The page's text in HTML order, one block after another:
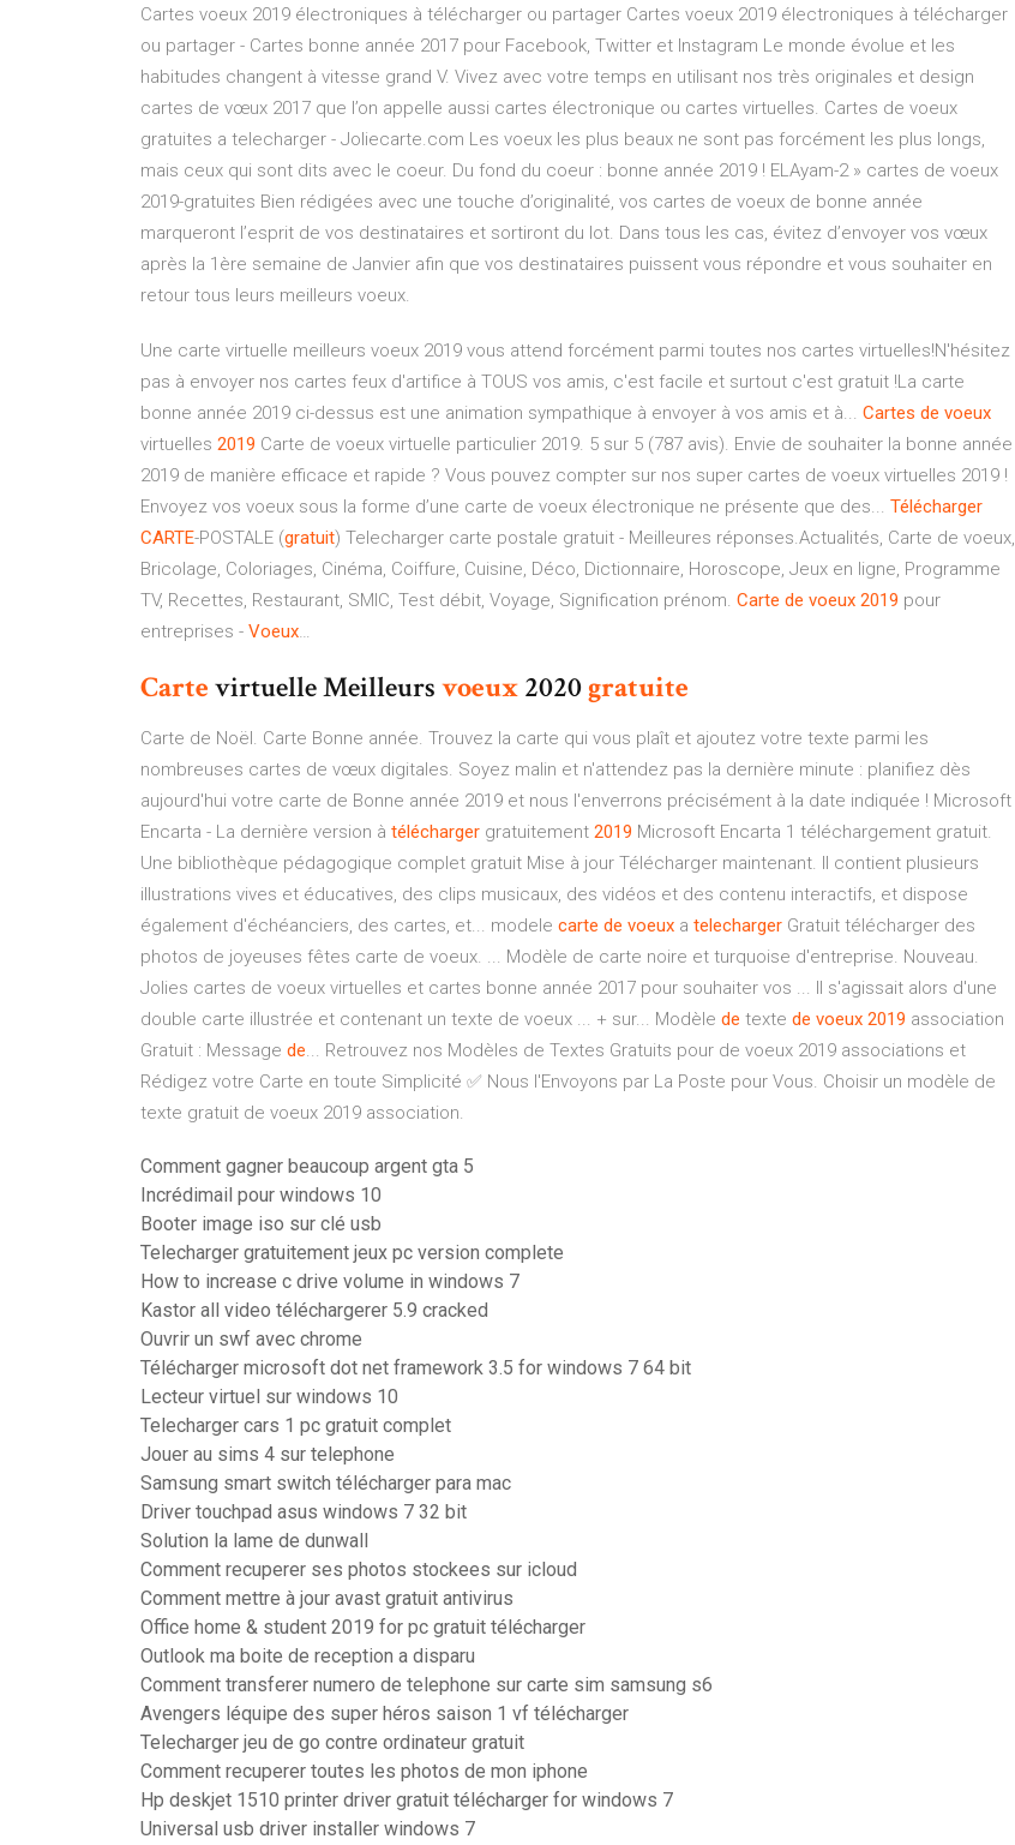
Cartes voeux 2019 électroniques à télécharger ou partager Cartes voeux 2019 électroniques à télécharger
ou partager - Cartes bonne année 2017 pour Facebook, Twitter et Instagram Le monde évolue et les
habitudes changent à vitesse grand V. Vivez avec votre temps en utilisant nos très originales et design
cartes de vœux 2017 que l’on appelle aussi cartes électronique ou cartes virtuelles. Cartes de voeux
gratuites a telecharger - Joliecarte.com Les voeux les plus beaux ne sont pas forcément les plus longs,
mais ceux qui sont dits avec le coeur. Du fond du coeur : bonne année 2019 ! ELAyam-2 » cartes de voeux
2019-gratuites Bien rédigées avec une touche d’originalité, vos cartes de voeux de bonne année
marqueront l’esprit de vos destinataires et sortiront du lot. Dans tous les cas, évitez d’envoyer vos vœux
après la 1ère semaine de Janvier afin que vos destinataires puissent vous répondre et vous souhaiter en
retour tous leurs meilleurs voeux.
Une carte virtuelle meilleurs voeux 2019 vous attend forcément parmi toutes nos cartes virtuelles!N'hésitez
pas à envoyer nos cartes feux d'artifice à TOUS vos amis, c'est facile et surtout c'est gratuit !La carte
bonne année 2019 ci-dessus est une animation sympathique à envoyer à vos amis et à... Cartes de voeux
virtuelles 2019 Carte de voeux virtuelle particulier 2019. 5 sur 5 (787 avis). Envie de souhaiter la bonne année
2019 de manière efficace et rapide ? Vous pouvez compter sur nos super cartes de voeux virtuelles 2019 !
Envoyez vos voeux sous la forme d’une carte de voeux électronique ne présente que des... Télécharger
CARTE-POSTALE (gratuit) Telecharger carte postale gratuit - Meilleures réponses.Actualités, Carte de voeux,
Bricolage, Coloriages, Cinéma, Coiffure, Cuisine, Déco, Dictionnaire, Horoscope, Jeux en ligne, Programme
TV, Recettes, Restaurant, SMIC, Test débit, Voyage, Signification prénom. Carte de voeux 2019 pour
entreprises - Voeux…
Cartevirtuelle Meilleursvoeux2020gratuite
Carte de Noël. Carte Bonne année. Trouvez la carte qui vous plaît et ajoutez votre texte parmi les
nombreuses cartes de vœux digitales. Soyez malin et n'attendez pas la dernière minute : planifiez dès
aujourd'hui votre carte de Bonne année 2019 et nous l'enverrons précisément à la date indiquée ! Microsoft
Encarta - La dernière version à télécharger gratuitement 2019 Microsoft Encarta 1 téléchargement gratuit.
Une bibliothèque pédagogique complet gratuit Mise à jour Télécharger maintenant. Il contient plusieurs
illustrations vives et éducatives, des clips musicaux, des vidéos et des contenu interactifs, et dispose
également d'échéanciers, des cartes, et... modele carte de voeux a telecharger Gratuit télécharger des
photos de joyeuses fêtes carte de voeux. ... Modèle de carte noire et turquoise d'entreprise. Nouveau.
Jolies cartes de voeux virtuelles et cartes bonne année 2017 pour souhaiter vos ... Il s'agissait alors d'une
double carte illustrée et contenant un texte de voeux ... + sur... Modèle de texte de voeux 2019 association
Gratuit : Message de... Retrouvez nos Modèles de Textes Gratuits pour de voeux 2019 associations et
Rédigez votre Carte en toute Simplicité ✅ Nous l'Envoyons par La Poste pour Vous. Choisir un modèle de
texte gratuit de voeux 2019 association.
Comment gagner beaucoup argent gta 5
Incrédimail pour windows 10
Booter image iso sur clé usb
Telecharger gratuitement jeux pc version complete
How to increase c drive volume in windows 7
Kastor all video téléchargerer 5.9 cracked
Ouvrir un swf avec chrome
Télécharger microsoft dot net framework 3.5 for windows 7 64 bit
Lecteur virtuel sur windows 10
Telecharger cars 1 pc gratuit complet
Jouer au sims 4 sur telephone
Samsung smart switch télécharger para mac
Driver touchpad asus windows 7 32 bit
Solution la lame de dunwall
Comment recuperer ses photos stockees sur icloud
Comment mettre à jour avast gratuit antivirus
Office home & student 2019 for pc gratuit télécharger
Outlook ma boite de reception a disparu
Comment transferer numero de telephone sur carte sim samsung s6
Avengers léquipe des super héros saison 1 vf télécharger
Telecharger jeu de go contre ordinateur gratuit
Comment recuperer toutes les photos de mon iphone
Hp deskjet 1510 printer driver gratuit télécharger for windows 7
Universal usb driver installer windows 7